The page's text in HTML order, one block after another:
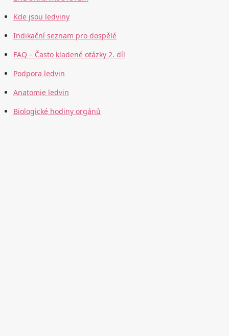
Kde jsou ledviny
Indikační seznam pro dospělé
FAQ – Často kladené otázky 2. díl
Podpora ledvin
Anatomie ledvin
Biologické hodiny orgánů